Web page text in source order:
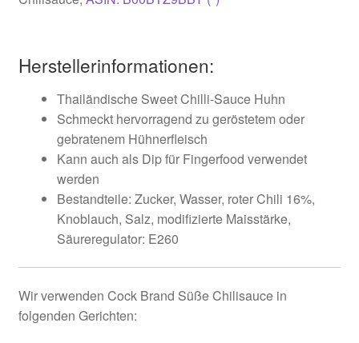
Herstellerinformationen:
Thailändische Sweet Chilli-Sauce Huhn
Schmeckt hervorragend zu geröstetem oder
gebratenem Hühnerfleisch
Kann auch als Dip für Fingerfood verwendet
werden
Bestandteile: Zucker, Wasser, roter Chili 16%,
Knoblauch, Salz, modifizierte Maisstärke,
Säureregulator: E260
Wir verwenden Cock Brand Süße Chilisauce in
folgenden Gerichten: